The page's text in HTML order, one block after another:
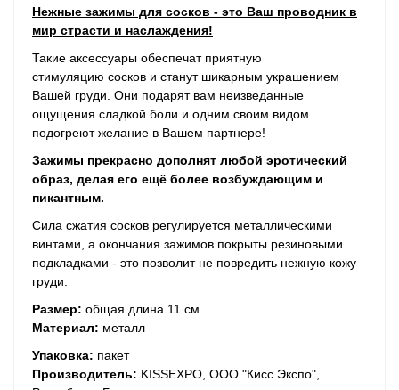
Нежные зажимы для сосков - это Ваш проводник в
мир страсти и наслаждения!
Такие аксессуары обеспечат приятную
стимуляцию сосков и станут шикарным украшением
Вашей груди. Они подарят вам неизведанные
ощущения сладкой боли и одним своим видом
подогреют желание в Вашем партнере!
Зажимы прекрасно дополнят любой эротический
образ, делая его ещё более возбуждающим и
пикантным.
Сила сжа­тия сос­ков регу­ли­ру­ется метал­ли­че­скими
винтами, а окончания зажимов покрыты рези­но­выми
подкладками - это позволит не повредить неж­ную кожу
груди.
Размер: общая длина 11 см
Материал: металл
Упаковка: пакет
Производитель: KISSEXPO, ОOО "Кисс Экспо",